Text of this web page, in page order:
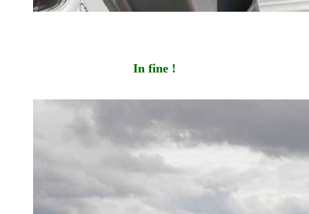
In fine !